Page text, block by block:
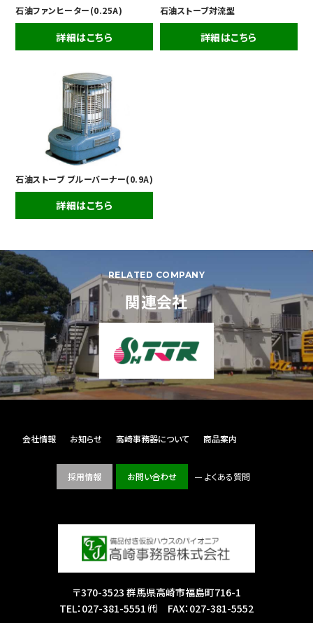
石油ファンヒーター(0.25A)
詳細はこちら
石油ストーブ対流型
詳細はこちら
石油ストーブ ブルーバーナー(0.9A)
詳細はこちら
RELATED COMPANY
関連会社
〒370-3523 群馬県高崎市福島町716-1
TEL： 027-381-5551 ㈹ FAX：027-381-5552
会社情報 お知らせ 高崎事務器について 商品案内
採用情報 お問い合わせ よくある質問